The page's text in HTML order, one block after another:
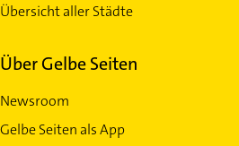
Übersicht aller Städte
Über Gelbe Seiten
Newsroom
Gelbe Seiten als App